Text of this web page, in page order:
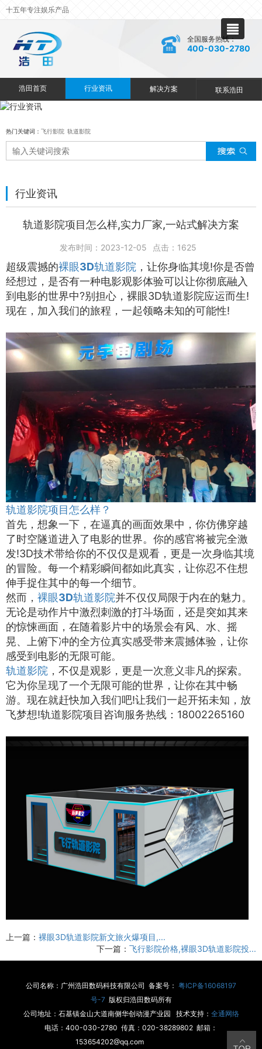
十五年专注娱乐产品
全国服务热线：
400-030-2780
浩田首页 行业资讯 解决方案 联系浩田
热门关键词： 飞行影院 轨道影院
行业资讯
轨道影院项目怎么样,实力厂家,一站式解决方案
发布时间：2023-12-05 点击： 1625
超级震撼的裸眼3D轨道影院 ，让你身临其境!你是否曾
经想过，是否有一种电影观影体验可以让你彻底融入
到电影的世界中?别担心，裸眼3D轨道影院应运而生!
现在，加入我们的旅程，一起领略未知的可能性!
轨道影院项目怎么样？
首先，想象一下，在逼真的画面效果中，你仿佛穿越
了时空隧道进入了电影的世界。你的感官将被完全激
发!3D技术带给你的不仅仅是观看，更是一次身临其境
的冒险。每一个精彩瞬间都如此真实，让你忍不住想
伸手捉住其中的每一个细节。
然而， 裸眼3D轨道影院并不仅仅局限于内在的魅力。
无论是动作片中激烈刺激的打斗场面，还是突如其来
的惊悚画面，在随着影片中的场景会有风、水、摇
晃、上俯下冲的全方位真实感受带来震撼体验，让你
感受到电影的无限可能。
轨道影院 ，不仅是观影，更是一次意义非凡的探索。
它为你呈现了一个无限可能的世界，让你在其中畅
游。现在就赶快加入我们吧!让我们一起开拓未知，放
飞梦想!轨道影院项目咨询服务热线：18002265160
上一篇： 裸眼3D轨道影院新文旅火爆项目,...
下一篇： 飞行影院价格,裸眼3D轨道影院投...
公司名称：广州浩田数码科技有限公司 备案号： 粤ICP备16068197
号-7 版权归浩田数码所有
公司地址：石基镇金山大道南侧华创动漫产业园 技术支持： 全通网络
电话：400-030-2780 传真：020-38289802 邮箱：
153654202@qq.com